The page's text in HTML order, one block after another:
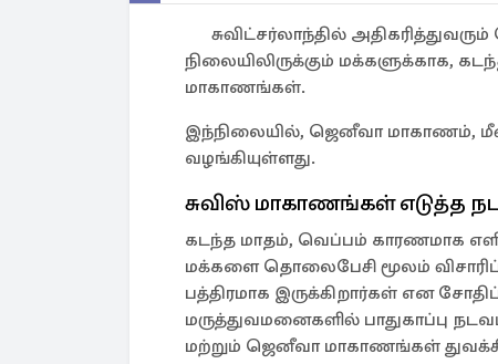
சுவிட்சர்லாந்தில்
நிலையிலிருக்கும் மக்களுக்காக,
மாகாணங்கள்.
இந்நிலையில், ஜெனீவா மாகாணம்,
வழங்கியுள்ளது.
சுவிஸ் மாகாணங்கள் எடுத்த
கடந்த மாதம், வெப்பம் காரணமாக
மக்களை தொலைபேசி மூலம்
பத்திரமாக இருக்கிறார்கள் என
மருத்துவமனைகளில் பாதுகாப்பு
மற்றும் ஜெனீவா மாகாணங்கள்